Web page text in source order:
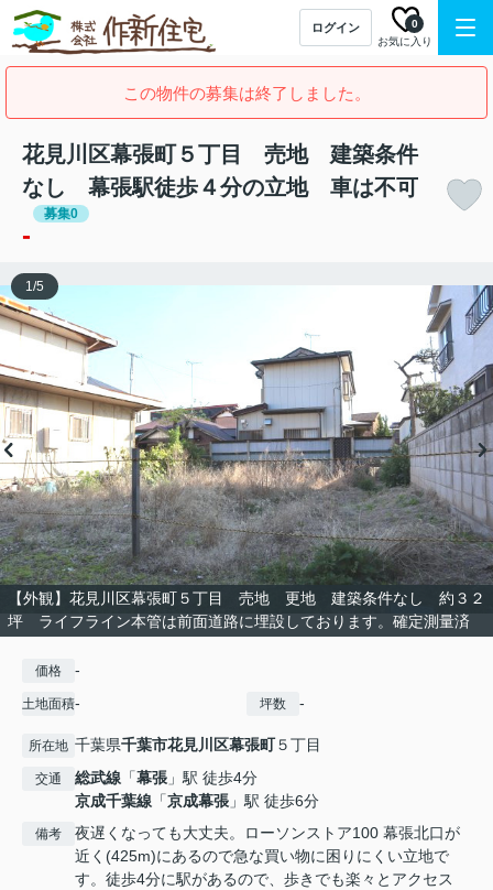
ログイン
お気に入り
0
この物件の募集は終了しました。
花見川区幕張町５丁目 売地 建築条件
なし 幕張駅徒歩４分の立地 車は不可
募集0
-
【外観】花見川区幕張町５丁目 売地 更地 建築条件なし 約３２
坪 ライフライン本管は前面道路に埋設しております。確定測量済
1/5
価格 -
土地面積- 坪数 -
所在地 千葉県千葉市花見川区幕張町５丁目
交通 総武線 「幕張 」駅 徒歩4分
京成千葉線 「京成幕張 」駅 徒歩6分
備考
夜遅くなっても大丈夫。ローソンストア100 幕張北口が
近く(425m)にあるので急な買い物に困りにくい立地で
す。徒歩4分に駅があるので、歩きでも楽々とアクセス